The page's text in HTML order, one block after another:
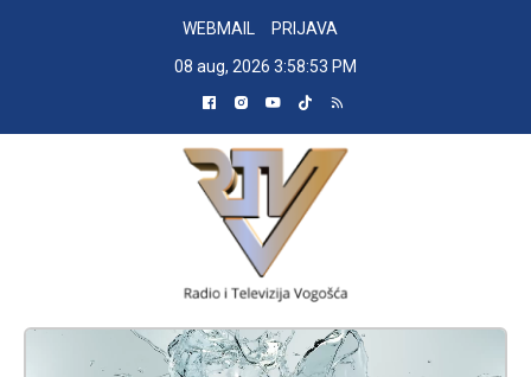
WEBMAIL
PRIJAVA
08 aug, 2026 3:58:54 PM
RADIO TELEVIZIJA VOGOŠĆA